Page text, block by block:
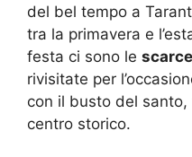
del bel tempo a
tra la primavera e
festa ci sono le
rivisitate per
con il busto del
centro storico.